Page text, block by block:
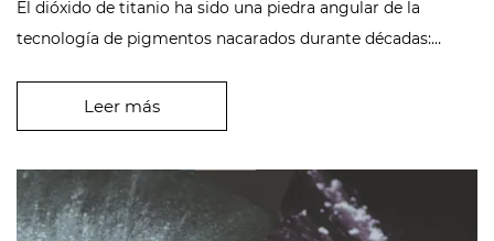
El dióxido de titanio ha sido una piedra angular de la
tecnología de pigmentos nacarados durante décadas:
Leer más